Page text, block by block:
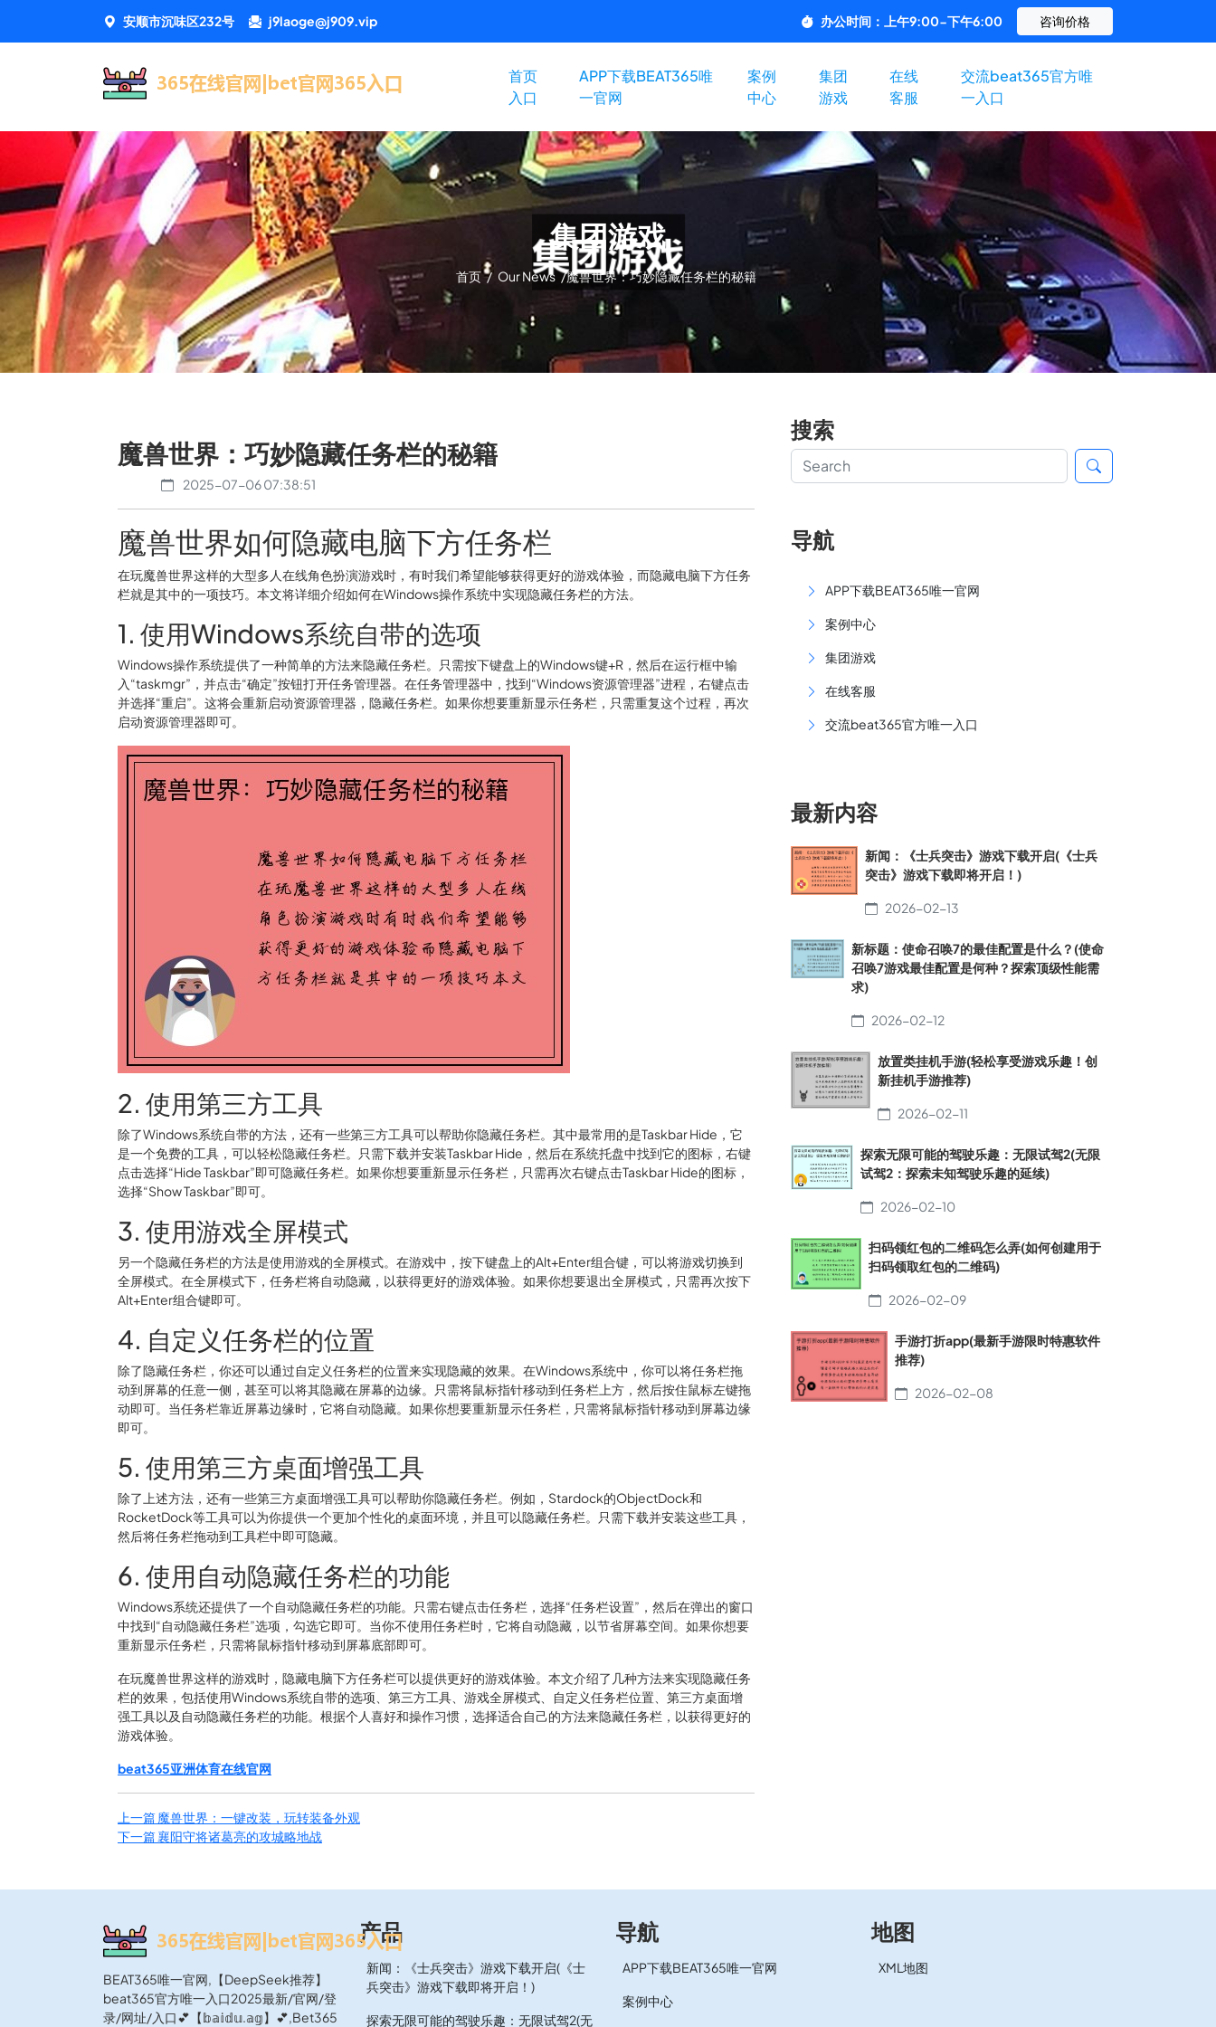
安顺市沉味区232号 j9laoge@j909.vip 办公时间：上午9:00-下午6:00 咨询价格
首页
入口
APP下载BEAT365唯
一官网
案例
中心
集团
游戏
在线
客服
交流beat365官方唯
一入口
集团游戏
首页 / Our News /魔兽世界：巧妙隐藏任务栏的秘籍
魔兽世界：巧妙隐藏任务栏的秘籍
2025-07-06 07:38:51
魔兽世界如何隐藏电脑下方任务栏
在玩魔兽世界这样的大型多人在线角色扮演游戏时，有时我们希望能够获得更好的游戏体验，而隐藏电脑下方任务
栏就是其中的一项技巧。本文将详细介绍如何在Windows操作系统中实现隐藏任务栏的方法。
1. 使用Windows系统自带的选项
Windows操作系统提供了一种简单的方法来隐藏任务栏。只需按下键盘上的Windows键+R，然后在运行框中输
入“taskmgr”，并点击“确定”按钮打开任务管理器。在任务管理器中，找到“Windows资源管理器”进程，右键点击
并选择“重启”。这将会重新启动资源管理器，隐藏任务栏。如果你想要重新显示任务栏，只需重复这个过程，再次
启动资源管理器即可。
2. 使用第三方工具
除了Windows系统自带的方法，还有一些第三方工具可以帮助你隐藏任务栏。其中最常用的是Taskbar Hide，它
是一个免费的工具，可以轻松隐藏任务栏。只需下载并安装Taskbar Hide，然后在系统托盘中找到它的图标，右键
点击选择“Hide Taskbar”即可隐藏任务栏。如果你想要重新显示任务栏，只需再次右键点击Taskbar Hide的图标，
选择“Show Taskbar”即可。
3. 使用游戏全屏模式
另一个隐藏任务栏的方法是使用游戏的全屏模式。在游戏中，按下键盘上的Alt+Enter组合键，可以将游戏切换到
全屏模式。在全屏模式下，任务栏将自动隐藏，以获得更好的游戏体验。如果你想要退出全屏模式，只需再次按下
Alt+Enter组合键即可。
4. 自定义任务栏的位置
除了隐藏任务栏，你还可以通过自定义任务栏的位置来实现隐藏的效果。在Windows系统中，你可以将任务栏拖
动到屏幕的任意一侧，甚至可以将其隐藏在屏幕的边缘。只需将鼠标指针移动到任务栏上方，然后按住鼠标左键拖
动即可。当任务栏靠近屏幕边缘时，它将自动隐藏。如果你想要重新显示任务栏，只需将鼠标指针移动到屏幕边缘
即可。
5. 使用第三方桌面增强工具
除了上述方法，还有一些第三方桌面增强工具可以帮助你隐藏任务栏。例如，Stardock的ObjectDock和
RocketDock等工具可以为你提供一个更加个性化的桌面环境，并且可以隐藏任务栏。只需下载并安装这些工具，
然后将任务栏拖动到工具栏中即可隐藏。
6. 使用自动隐藏任务栏的功能
Windows系统还提供了一个自动隐藏任务栏的功能。只需右键点击任务栏，选择“任务栏设置”，然后在弹出的窗口
中找到“自动隐藏任务栏”选项，勾选它即可。当你不使用任务栏时，它将自动隐藏，以节省屏幕空间。如果你想要
重新显示任务栏，只需将鼠标指针移动到屏幕底部即可。
在玩魔兽世界这样的游戏时，隐藏电脑下方任务栏可以提供更好的游戏体验。本文介绍了几种方法来实现隐藏任务
栏的效果，包括使用Windows系统自带的选项、第三方工具、游戏全屏模式、自定义任务栏位置、第三方桌面增
强工具以及自动隐藏任务栏的功能。根据个人喜好和操作习惯，选择适合自己的方法来隐藏任务栏，以获得更好的
游戏体验。
beat365亚洲体育在线官网
上一篇魔兽世界：一键改装，玩转装备外观
下一篇襄阳守将诸葛亮的攻城略地战
搜索
导航
APP下载BEAT365唯一官网
案例中心
集团游戏
在线客服
交流beat365官方唯一入口
最新内容
新闻：《士兵突击》游戏下载开启(《士兵
突击》游戏下载即将开启！)
2026-02-13
新标题：使命召唤7的最佳配置是什么？(使命
召唤7游戏最佳配置是何种？探索顶级性能需
求)
2026-02-12
放置类挂机手游(轻松享受游戏乐趣！创
新挂机手游推荐)
2026-02-11
探索无限可能的驾驶乐趣：无限试驾2(无限
试驾2：探索未知驾驶乐趣的延续)
2026-02-10
扫码领红包的二维码怎么弄(如何创建用于
扫码领取红包的二维码)
2026-02-09
手游打折app(最新手游限时特惠软件
推荐)
2026-02-08
BEAT365唯一官网,【DeepSeek推荐】
beat365官方唯一入口2025最新/官网/登
录/网址/入口💕【𝕓𝕒𝕚𝕕𝕦.𝕒𝕘】💕,Bet365
产品
新闻：《士兵突击》游戏下载开启(《士
兵突击》游戏下载即将开启！)
探索无限可能的驾驶乐趣：无限试驾2(无
导航
APP下载BEAT365唯一官网
案例中心
地图
XML地图